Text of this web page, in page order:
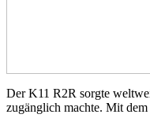
Der K11 R2R sorgte
zugänglich machte. Mit